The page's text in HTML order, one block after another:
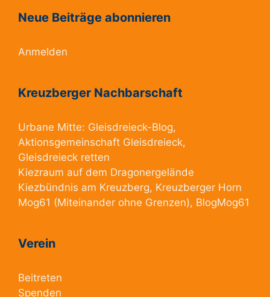
Neue Beiträge abonnieren
Anmelden
Kreuzberger Nachbarschaft
Urbane Mitte: Gleisdreieck-Blog,
Aktionsgemeinschaft Gleisdreieck,
Gleisdreieck retten
Kiezraum auf dem Dragonergelände
Kiezbündnis am Kreuzberg, Kreuzberger Horn
Mog61 (Miteinander ohne Grenzen), BlogMog61
Verein
Beitreten
Spenden